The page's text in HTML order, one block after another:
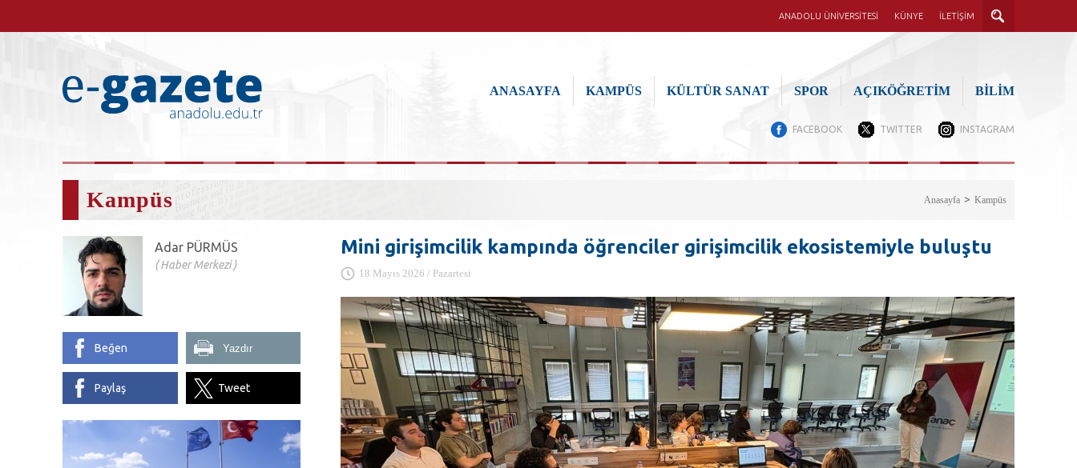
ANADOLU ÜNİVERSİTESİ KÜNYE İLETİŞİM
ANASAYFA KAMPÜS KÜLTÜR SANAT SPOR AÇIKÖĞRETİM BİLİM
FACEBOOK TWITTER INSTAGRAM
Kampüs Anasayfa Kampüs
Mini girişimcilik kampında öğrenciler girişimcilik ekosistemiyle buluştu
18 Mayıs 2026 / Pazartesi
Adar PÜRMÜS
Haber Merkezi
Beğen Yazdır
Paylaş Tweet